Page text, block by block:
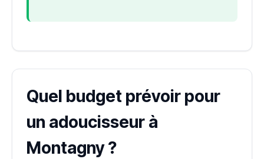
Quel budget prévoir pour
un adoucisseur à
Montagny ?